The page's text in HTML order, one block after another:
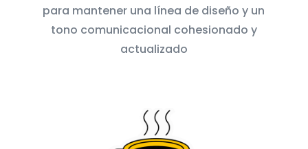
para mantener una línea de diseño y un
tono comunicacional cohesionado y
actualizado